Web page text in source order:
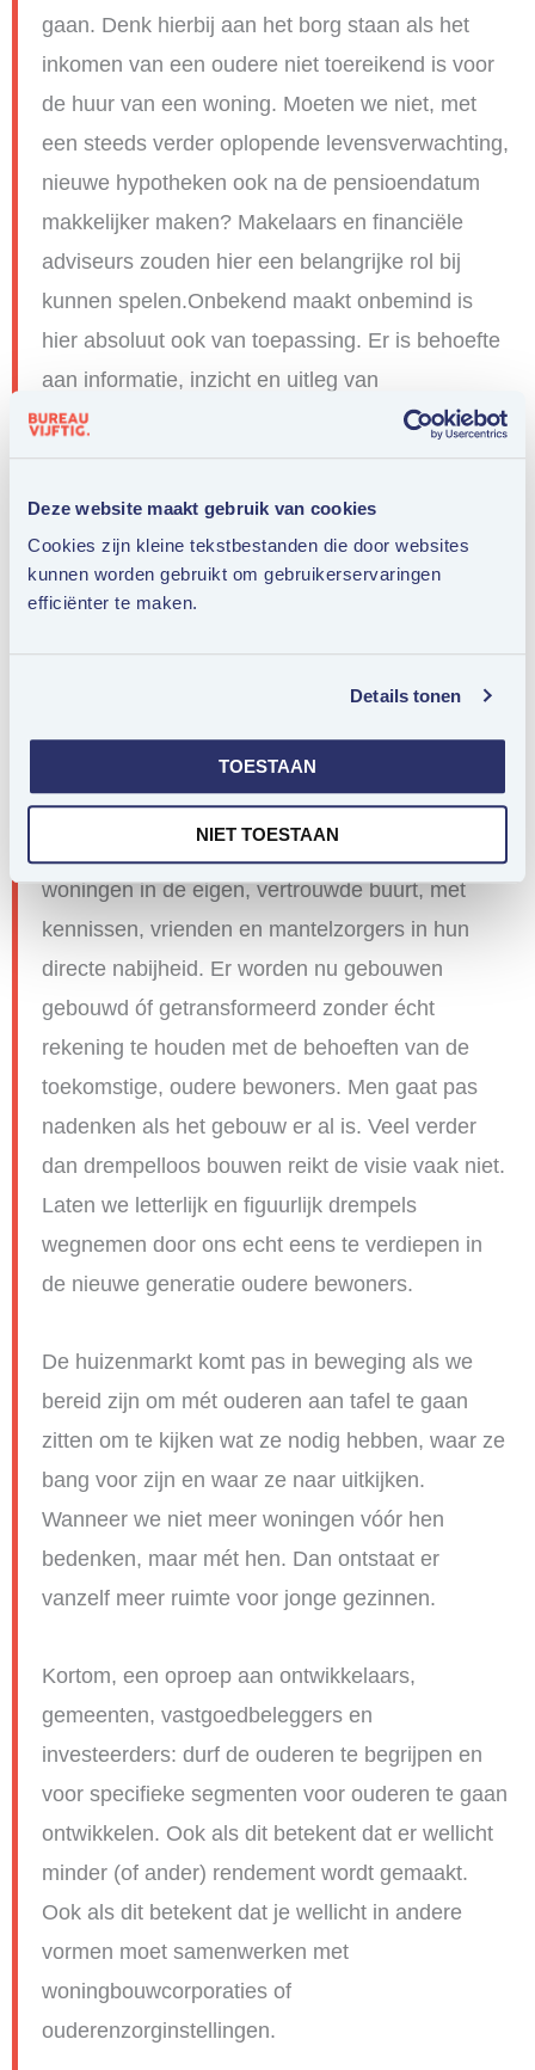
Deze website maakt gebruik van cookies
Cookies zijn kleine tekstbestanden die door websites
kunnen worden gebruikt om gebruikerservaringen
efficiënter te maken.
Details tonen
TOESTAAN
NIET TOESTAAN
gaan. Denk hierbij aan het borg staan als het
inkomen van een oudere niet toereikend is voor
de huur van een woning. Moeten we niet, met
een steeds verder oplopende levensverwachting,
nieuwe hypotheken ook na de pensioendatum
makkelijker maken? Makelaars en financiële
adviseurs zouden hier een belangrijke rol bij
kunnen spelen.Onbekend maakt onbemind is
hier absoluut ook van toepassing. Er is behoefte
aan informatie, inzicht en uitleg van
mogelijkheden, het doorrekenen van opties.
Een ander bezwaar is puur praktisch: naarmate
je ouder wordt, gaat alles minder als vanzelf. Je
ziet op tegen de kleine ongemakken. Zoals
inpakken. Een verhuizing regelen. Met de nodige
praktische begeleiding en hulp, zouden mensen
sneller geneigd zijn om een ander huis in
Maar eigenlijk is de voornaamste reden van het
woningen in de eigen, vertrouwde buurt, met
kennissen, vrienden en mantelzorgers in hun
directe nabijheid. Er worden nu gebouwen
gebouwd óf getransformeerd zonder écht
rekening te houden met de behoeften van de
toekomstige, oudere bewoners. Men gaat pas
nadenken als het gebouw er al is. Veel verder
dan drempelloos bouwen reikt de visie vaak niet.
Laten we letterlijk en figuurlijk drempels
wegnemen door ons echt eens te verdiepen in
de nieuwe generatie oudere bewoners.
De huizenmarkt komt pas in beweging als we
bereid zijn om mét ouderen aan tafel te gaan
zitten om te kijken wat ze nodig hebben, waar ze
bang voor zijn en waar ze naar uitkijken.
Wanneer we niet meer woningen vóór hen
bedenken, maar mét hen. Dan ontstaat er
vanzelf meer ruimte voor jonge gezinnen.
Kortom, een oproep aan ontwikkelaars,
gemeenten, vastgoedbeleggers en
investeerders: durf de ouderen te begrijpen en
voor specifieke segmenten voor ouderen te gaan
ontwikkelen. Ook als dit betekent dat er wellicht
minder (of ander) rendement wordt gemaakt.
Ook als dit betekent dat je wellicht in andere
vormen moet samenwerken met
woningbouwcorporaties of
ouderenzorginstellingen.